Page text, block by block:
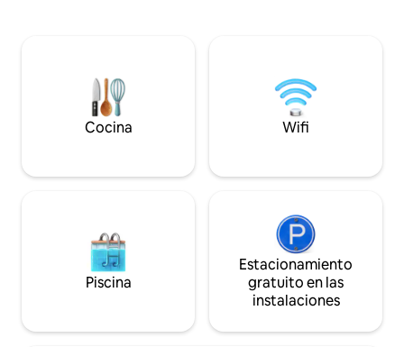
Urbino con tranquilidad, viviendo su
historia sin renunciar a la comodidad.
metros del centro
con los más altos
mejores
Cocina Wifi
Piscina
Estacionamiento
gratuito en las
instalaciones